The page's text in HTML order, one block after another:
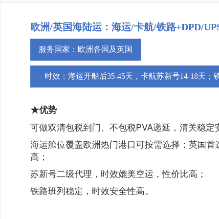
欧洲/英国海陆运：海运/卡航/铁路+DPD/
服务国家：欧洲各国及英国
★优势
可做双清包税到门、不包税PVA递延，清关稳定
海运舱位覆盖欧洲热门港口可按需选择；英国
高；
苏新号二级代理，时效媲美空运，性价比高；
铁路班列稳定，时效安全性高。
时效：海运开船后35-45天，卡航苏新号14-18天；